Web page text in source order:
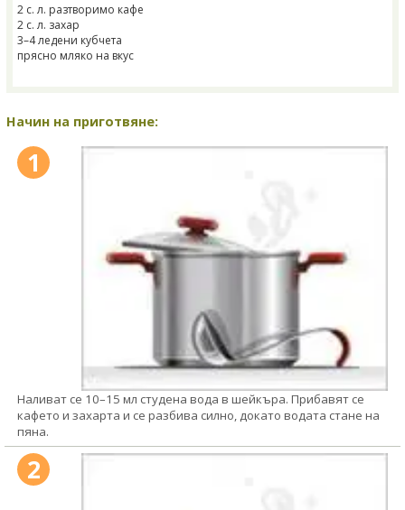
2 с. л. разтворимо кафе
2 с. л. захар
3–4 ледени кубчета
прясно мляко на вкус
Начин на приготвяне:
1
Наливат се 10–15 мл студена вода в шейкъра. Прибавят се
кафето и захарта и се разбива силно, докато водата стане на
пяна.
2